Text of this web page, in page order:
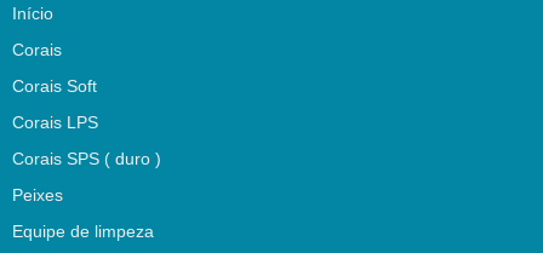
Início
Corais
Corais Soft
Corais LPS
Corais SPS ( duro )
Peixes
Equipe de limpeza